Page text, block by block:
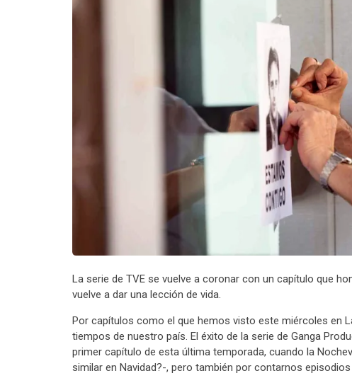
La serie de TVE se vuelve a coronar con un capítulo que
vuelve a dar una lección de vida.
Por capítulos como el que hemos visto este miércoles en
tiempos de nuestro país. El éxito de la serie de Ganga
primer capítulo de esta última temporada, cuando la
similar en Navidad?-, pero también por contarnos